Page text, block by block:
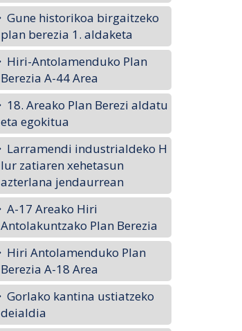
Gune historikoa birgaitzeko
plan berezia 1. aldaketa
Hiri-Antolamenduko Plan
Berezia A-44 Area
18. Areako Plan Berezi aldatu
eta egokitua
Larramendi industrialdeko H
lur zatiaren xehetasun
azterlana jendaurrean
A-17 Areako Hiri
Antolakuntzako Plan Berezia
Hiri Antolamenduko Plan
Berezia A-18 Area
Gorlako kantina ustiatzeko
deialdia